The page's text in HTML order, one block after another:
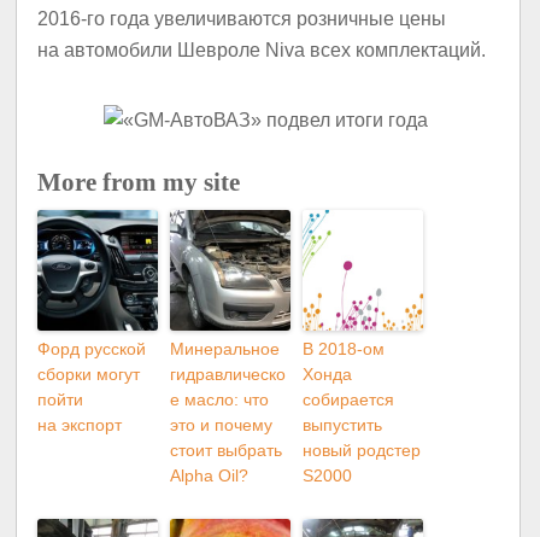
2016-го года увеличиваются розничные цены
на автомобили Шевроле Niva всех комплектаций.
More from my site
Форд русской
сборки могут
пойти
на экспорт
Минеральное
гидравлическо
е масло: что
это и почему
стоит выбрать
Alpha Oil?
В 2018-ом
Хонда
собирается
выпустить
новый родстер
S2000